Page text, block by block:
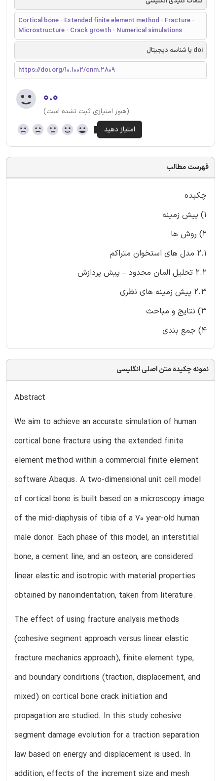
Cortical bone - Extended finite element method - Fracture -
Microstructure - Crack growth - Numerical simulations
doi یا شناسه دیجیتال
https://doi.org/10.1002/cnm.2809
۰.۰
(هنوز امتیازی ثبت نشده است)
فهرست مطالب
چکیده
1) پیش زمینه
2) روش ها
2.1 مدل های استخوان متراکم
2.2 تحلیل المان محدود – پیش پردازش
2.3 پیش زمینه های نظری
3) نتایج و مباحث
4) جمع بندی
نمونه چکیده متن اصلی انگلیسی
Abstract
We aim to achieve an accurate simulation of human
cortical bone fracture using the extended finite
element method within a commercial finite element
software Abaqus. A two-dimensional unit cell model
of cortical bone is built based on a microscopy image
of the mid-diaphysis of tibia of a 70 year-old human
male donor. Each phase of this model, an interstitial
bone, a cement line, and an osteon, are considered
linear elastic and isotropic with material properties
obtained by nanoindentation, taken from literature.
The effect of using fracture analysis methods
(cohesive segment approach versus linear elastic
fracture mechanics approach), finite element type,
and boundary conditions (traction, displacement, and
mixed) on cortical bone crack initiation and
propagation are studied. In this study cohesive
segment damage evolution for a traction separation
law based on energy and displacement is used. In
addition, effects of the increment size and mesh